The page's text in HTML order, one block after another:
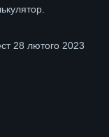
28 лютого 2023